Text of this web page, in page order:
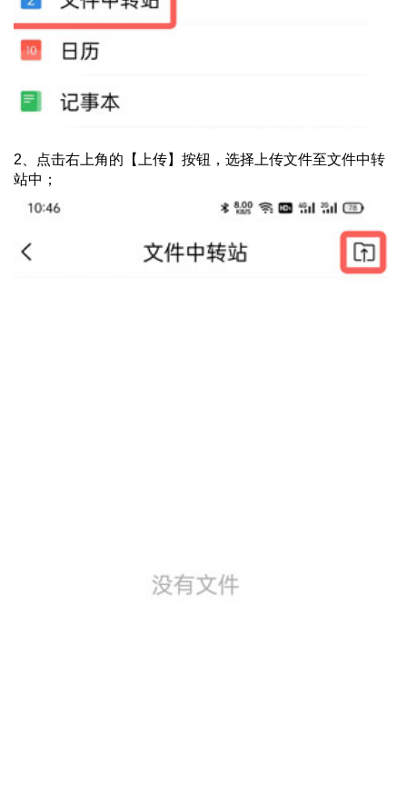
2、点击右上角的【上传】按钮，选择上传文件至文件中转
站中；